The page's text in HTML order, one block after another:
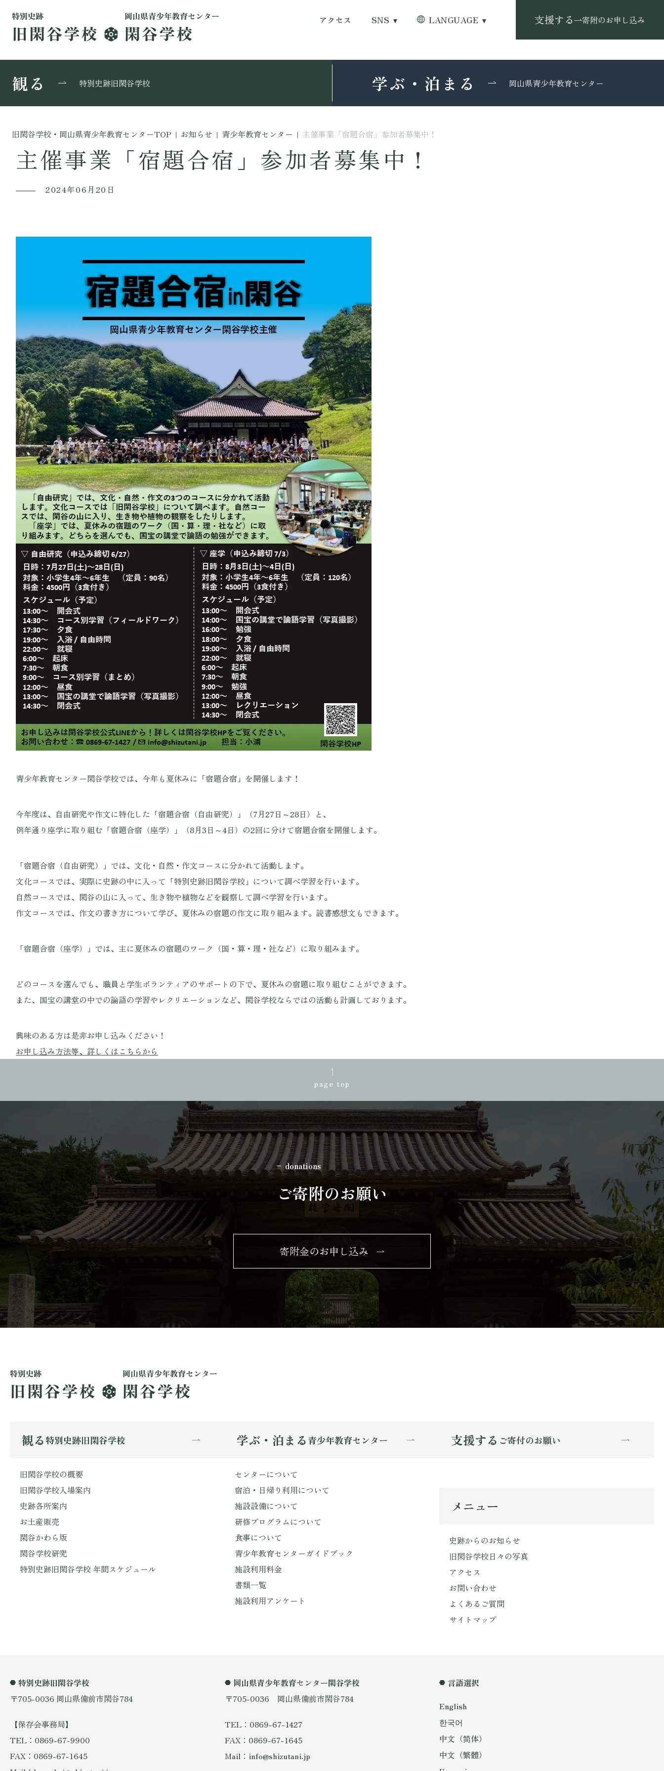
アクセス SNS LANGUAGE 支援する 寄附のお申し込み
観る 特別史跡旧閑谷学校 学ぶ・泊まる 岡山県青少年教育センター
旧閑谷学校・岡山県青少年教育センターTOP | お知らせ | 青少年教育センター | 主催事業「宿題合宿」参加者募集中！
2024年06月20日
主催事業「宿題合宿」参加者募集中！
青少年教育センター閑谷学校では、今年も夏休みに「宿題合宿」を開催します！
今年度は、自由研究や作文に特化した「宿題合宿（自由研究）」（7月27日～28日）と、
例年通り座学に取り組む「宿題合宿（座学）」（8月3日～4日）の2回に分けて宿題合宿を開催します。
「宿題合宿（自由研究）」では、文化・自然・作文コースに分かれて活動します。
文化コースでは、実際に史跡の中に入って「特別史跡旧閑谷学校」について調べ学習を行います。
自然コースでは、閑谷の山に入って、生き物や植物などを観察して調べ学習を行います。
作文コースでは、作文の書き方について学び、夏休みの宿題の作文に取り組みます。読書感想文もできます。
「宿題合宿（座学）」では、主に夏休みの宿題のワーク（国・算・理・社など）に取り組みます。
どのコースを選んでも、職員と学生ボランティアのサポートの下で、夏休みの宿題に取り組むことができます。
また、国宝の講堂の中での論語の学習やレクリエーションなど、閑谷学校ならではの活動も計画しております。
興味のある方は是非お申し込みください！
お申し込み方法等、詳しくはこちらから
page top
donations
ご寄附のお願い
寄附金のお申し込み
観る特別史跡旧閑谷学校
旧閑谷学校の概要
旧閑谷学校入場案内
史跡各所案内
お土産販売
閑谷かわら版
閑谷学校研究
特別史跡旧閑谷学校 年間スケジュール
学ぶ・泊まる青少年教育センター
センターについて
宿泊・日帰り利用について
施設設備について
研修プログラムについて
食事について
青少年教育センターガイドブック
施設利用料金
書類一覧
施設利用アンケート
支援する ご寄付のお願い
メニュー
史跡からのお知らせ
旧閑谷学校日々の写真
アクセス
お問い合わせ
よくあるご質問
サイトマップ
特別史跡旧閑谷学校
〒705-0036 岡山県備前市閑谷784
【保存会事務局】
TEL：0869-67-9900
FAX：0869-67-1645
岡山県青少年教育センター閑谷学校
〒705-0036 岡山県備前市閑谷784
TEL：0869-67-1427
FAX：0869-67-1645
Mail：info@shizutani.jp
言語選択
English
한국어
中文（简体）
中文（繁體）